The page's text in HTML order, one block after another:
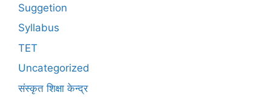
Suggetion
Syllabus
TET
Uncategorized
संस्कृत शिक्षा केन्द्र